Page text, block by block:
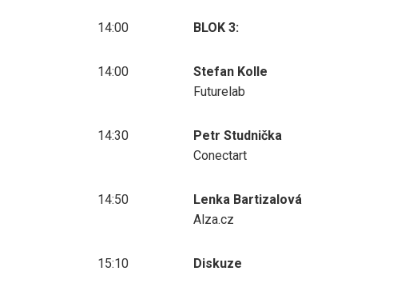
14:00 BLOK 3:
14:00
Stefan Kolle
Futurelab
14:30
Petr Studnička
Conectart
14:50
Lenka Bartizalová
Alza.cz
15:10 Diskuze